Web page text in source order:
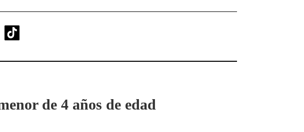
de 4 años de edad